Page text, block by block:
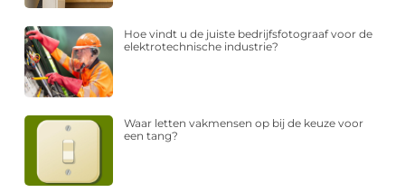
Hoe vindt u de juiste bedrijfsfotograaf voor de
elektrotechnische industrie?
Waar letten vakmensen op bij de keuze voor
een tang?